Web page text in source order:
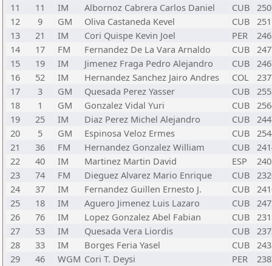
11
11 IM Albornoz Cabrera Carlos Daniel CUB
12
9 GM Oliva Castaneda Kevel CUB
13
21 IM Cori Quispe Kevin Joel PER
14
17 FM Fernandez De La Vara Arnaldo CUB
15
19 IM Jimenez Fraga Pedro Alejandro CUB
16
52 IM Hernandez Sanchez Jairo Andres COL
17
3 GM Quesada Perez Yasser CUB
18
1 GM Gonzalez Vidal Yuri CUB
19
25 IM Diaz Perez Michel Alejandro CUB
20
5 GM Espinosa Veloz Ermes CUB
21
36 FM Hernandez Gonzalez William CUB
22
40 IM Martinez Martin David ESP
23
74 FM Dieguez Alvarez Mario Enrique CUB
24
37 IM Fernandez Guillen Ernesto J. CUB
25
18 IM Aguero Jimenez Luis Lazaro CUB
26
76 IM Lopez Gonzalez Abel Fabian CUB
27
53 IM Quesada Vera Liordis CUB
28
33 IM Borges Feria Yasel CUB
29
46 WGM Cori T. Deysi PER